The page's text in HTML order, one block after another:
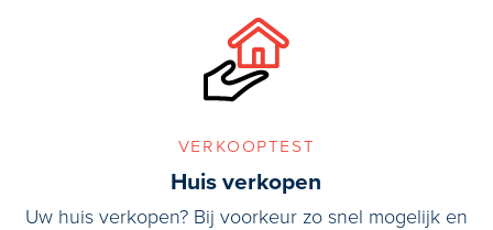
verkooptest
Huis verkopen
Uw huis verkopen? Bij voorkeur zo snel mogelijk en